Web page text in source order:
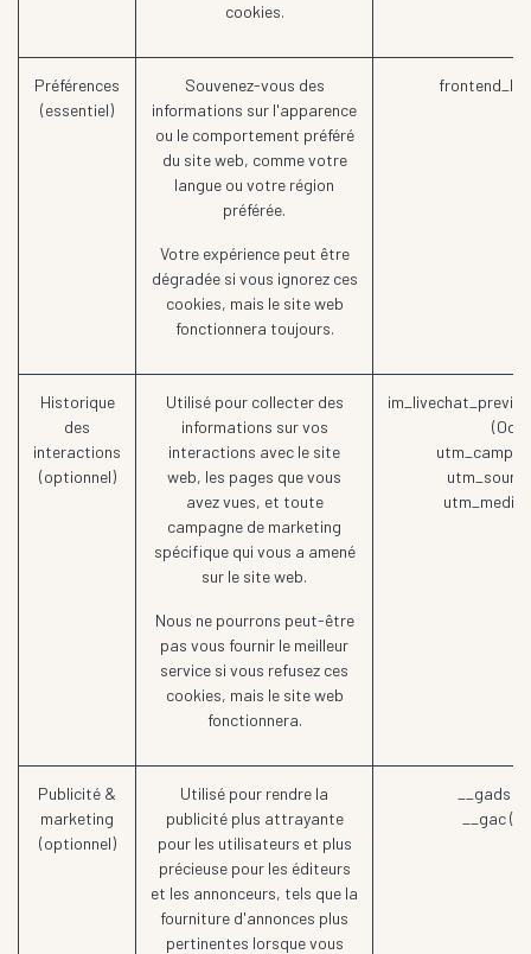
cookies.
Préférences
(essentiel)
Souvenez-vous des
informations sur l'apparence
ou le comportement préféré
du site web, comme votre
langue ou votre région
préférée.
Votre expérience peut être
dégradée si vous ignorez ces
cookies, mais le site web
fonctionnera toujours.
Historique
des
interactions
(optionnel)
Utilisé pour collecter des
informations sur vos
interactions avec le site
web, les pages que vous
avez vues, et toute
campagne de marketing
spécifique qui vous a amené
sur le site web.
Nous ne pourrons peut-être
pas vous fournir le meilleur
service si vous refusez ces
cookies, mais le site web
fonctionnera.
Publicité &
marketing
(optionnel)
Utilisé pour rendre la
publicité plus attrayante
pour les utilisateurs et plus
précieuse pour les éditeurs
et les annonceurs, tels que la
fourniture d'annonces plus
pertinentes lorsque vous
__gads
__gac